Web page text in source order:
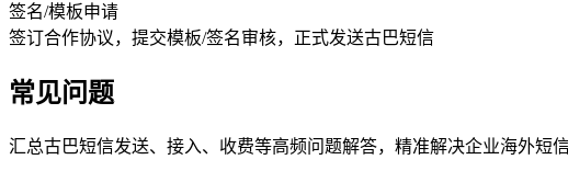
签名/模板申请
签订合作协议，提交模板/签名审核，正式发送古巴短信
常见问题
汇总古巴短信发送、接入、收费等高频问题解答，精准解决企业海外短